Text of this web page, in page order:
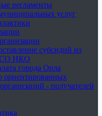
регламенты
услуг
субсидий из
СО НКО
города Орла
ориентированных
- получателей